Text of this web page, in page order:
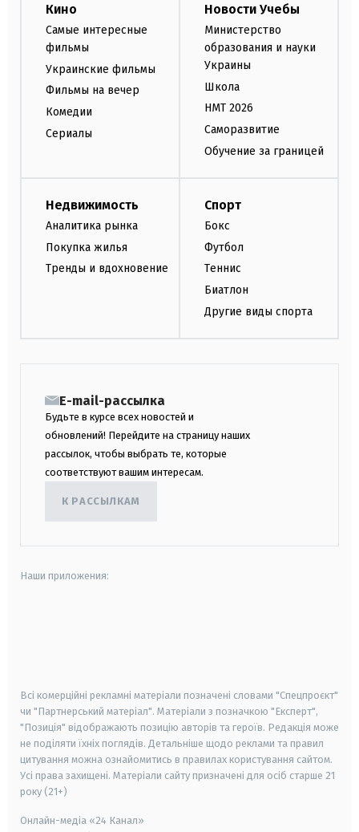
Кино
Самые интересные
фильмы
Украинские фильмы
Фильмы на вечер
Комедии
Сериалы
Новости Учебы
Министерство
образования и науки
Украины
Школа
НМТ 2026
Саморазвитие
Обучение за границей
Недвижимость
Аналитика рынка
Покупка жилья
Тренды и вдохновение
Спорт
Бокс
Футбол
Теннис
Биатлон
Другие виды спорта
E-mail-рассылка
Будьте в курсе всех новостей и
обновлений! Перейдите на страницу наших
рассылок, чтобы выбрать те, которые
соответствуют вашим интересам.
К РАССЫЛКАМ
Наши приложения:
Всі комерційні рекламні матеріали позначені словами "Спецпроєкт"
чи "Партнерський матеріал". Матеріали з позначкою "Експерт",
"Позиція" відображають позицію авторів та героїв. Редакція може
не поділяти їхніх поглядів. Детальніше щодо реклами та правил
цитування можна ознайомитись в правилах користування сайтом.
Усі права захищені. Матеріали сайту призначені для осіб старше 21
року (21+)
Онлайн-медіа «24 Канал»